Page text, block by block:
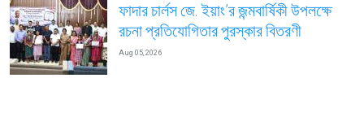
ফাদার চার্লস জে. ইয়াং’র জন্মবার্ষিকী উপলক্ষে
রচনা প্রতিযোগিতার পুরস্কার বিতরণী
Aug 05, 2026